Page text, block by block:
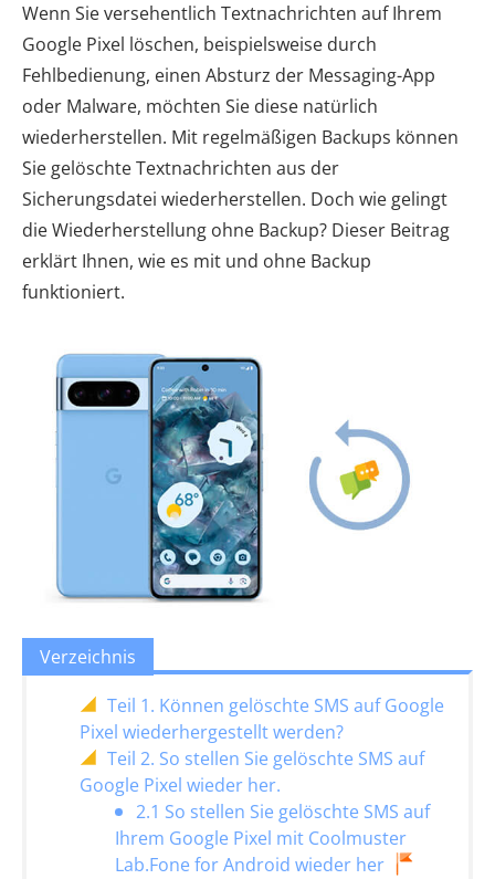
Wenn Sie versehentlich Textnachrichten auf Ihrem
Google Pixel löschen, beispielsweise durch
Fehlbedienung, einen Absturz der Messaging-App
oder Malware, möchten Sie diese natürlich
wiederherstellen. Mit regelmäßigen Backups können
Sie gelöschte Textnachrichten aus der
Sicherungsdatei wiederherstellen. Doch wie gelingt
die Wiederherstellung ohne Backup? Dieser Beitrag
erklärt Ihnen, wie es mit und ohne Backup
funktioniert.
Verzeichnis
Teil 1. Können gelöschte SMS auf Google
Pixel wiederhergestellt werden?
Teil 2. So stellen Sie gelöschte SMS auf
Google Pixel wieder her.
2.1 So stellen Sie gelöschte SMS auf
Ihrem Google Pixel mit Coolmuster
Lab.Fone for Android wieder her